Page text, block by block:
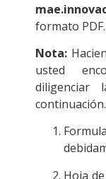
formato PDF.
Nota:
usted
diligenciar
continuación.
Hoja